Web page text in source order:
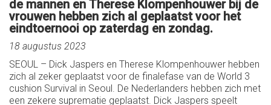
de mannen en Therese Klompenhouwer bij de
vrouwen hebben zich al geplaatst voor het
eindtoernooi op zaterdag en zondag.
18 augustus 2023
SEOUL – Dick Jaspers en Therese Klompenhouwer hebben
zich al zeker geplaatst voor de finalefase van de World 3
cushion Survival in Seoul. De Nederlanders hebben zich met
een zekere suprematie geplaatst. Dick Jaspers speelt